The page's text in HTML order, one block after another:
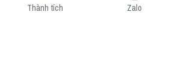
Thành tích Zalo